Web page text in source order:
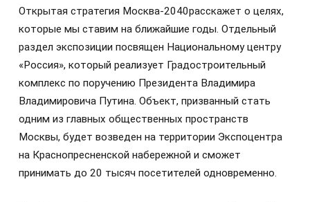
Открытая стратегия Москва-2040расскажет о целях,
которые мы ставим на ближайшие годы. Отдельный
раздел экспозиции посвящен Национальному центру
«Россия», который реализует Градостроительный
комплекс по поручению Президента Владимира
Владимировича Путина. Объект, призванный стать
одним из главных общественных пространств
Москвы, будет возведен на территории Экспоцентра
на Краснопресненской набережной и сможет
принимать до 20 тысяч посетителей одновременно.